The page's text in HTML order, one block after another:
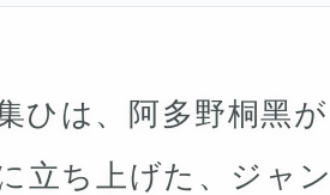
ひは、阿多野桐黑
立ち上げた、ジャ